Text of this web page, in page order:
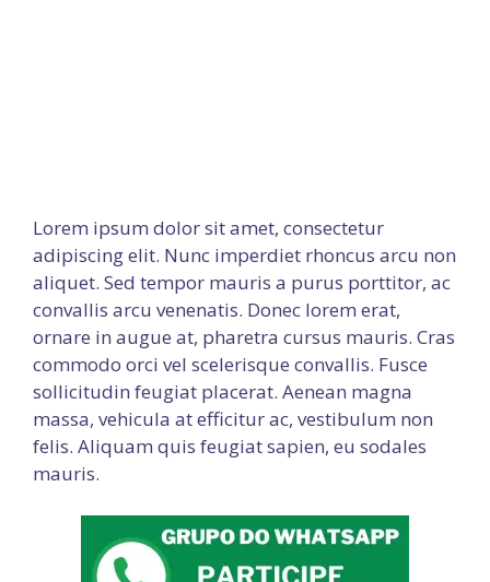
Lorem ipsum dolor sit amet, consectetur
adipiscing elit. Nunc imperdiet rhoncus arcu non
aliquet. Sed tempor mauris a purus porttitor, ac
convallis arcu venenatis. Donec lorem erat,
ornare in augue at, pharetra cursus mauris. Cras
commodo orci vel scelerisque convallis. Fusce
sollicitudin feugiat placerat. Aenean magna
massa, vehicula at efficitur ac, vestibulum non
felis. Aliquam quis feugiat sapien, eu sodales
mauris.